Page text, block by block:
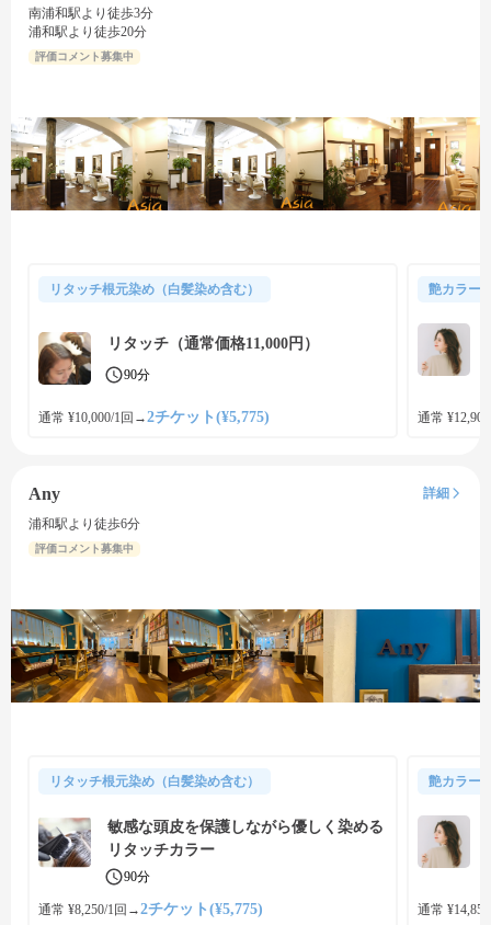
南浦和駅より徒歩3分
浦和駅より徒歩20分
評価コメント募集中
リタッチ根元染め（白髪染め含む）
リタッチ（通常価格11,000円）
90分
通常 ¥10,000/1回 →2チケット(¥5,775)
艶カラー
通常
Any
詳細
浦和駅より徒歩6分
評価コメント募集中
リタッチ根元染め（白髪染め含む）
敏感な頭皮を保護しながら優しく染める
リタッチカラー
90分
通常 ¥8,250/1回 →2チケット(¥5,775)
艶カラー
通常